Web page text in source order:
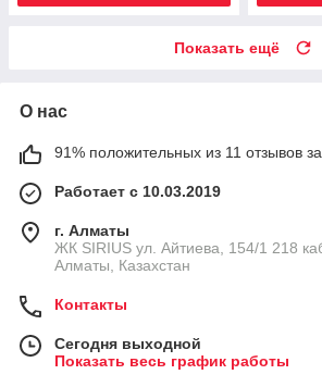
Показать ещё
О нас
91% положительных из 11 отзывов
Работает с 10.03.2019
г. Алматы
​ЖК SIRIUS​ ул. Айтиева, 154/1​ 218
Алматы, Казахстан
Контакты
Сегодня выходной
Показать весь график работы